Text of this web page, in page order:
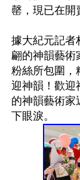
罄，現已在開
據大紀元記者
翩的神韻藝術
粉絲所包圍
迎神韻！歡迎
的神韻藝術家